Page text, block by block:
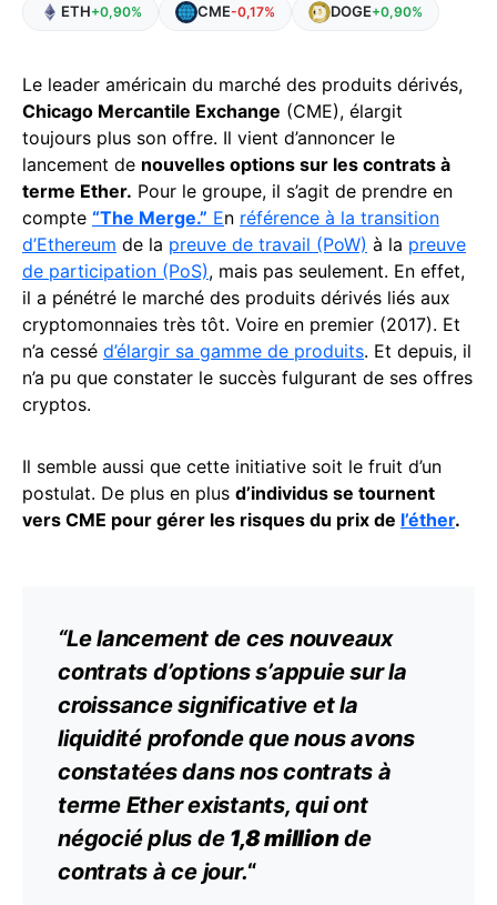
ETH+0,90% CME-0,17% DOGE+0,90%
Le leader américain du marché des produits dérivés,
Chicago Mercantile Exchange (CME), élargit
toujours plus son offre. Il vient d’annoncer le
lancement de nouvelles options sur les contrats à
terme Ether. Pour le groupe, il s’agit de prendre en
compte “The Merge.” En référence à la transition
d’Ethereum de la preuve de travail (PoW) à la preuve
de participation (PoS), mais pas seulement. En effet,
il a pénétré le marché des produits dérivés liés aux
cryptomonnaies très tôt. Voire en premier (2017). Et
n’a cessé d’élargir sa gamme de produits. Et depuis, il
n’a pu que constater le succès fulgurant de ses offres
cryptos.
Il semble aussi que cette initiative soit le fruit d’un
postulat. De plus en plus d’individus se tournent
vers CME pour gérer les risques du prix de l’éther.
“Le lancement de ces nouveaux
contrats d’options s’appuie sur la
croissance significative et la
liquidité profonde que nous avons
constatées dans noscontrats à
termeEther existants, qui ont
négocié plus de 1,8 millionde
contrats à ce jour.“